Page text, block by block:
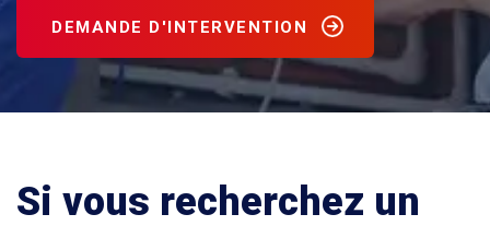
DEMANDE D'INTERVENTION
Si vous recherchez un